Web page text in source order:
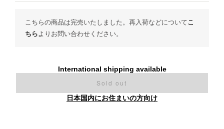
こちらの商品は完売いたしました。再入荷などについてこ
ちらよりお問い合わせください。
International shipping available
Sold out
日本国内にお住まいの方向け